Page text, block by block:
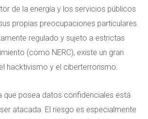
de la energía y los servicios públicos
propias preocupaciones particulares.
regulado y sujeto a estrictas
(como NERC), existe un gran
hacktivismo y el ciberterrorismo.
que posea datos confidenciales está
atacada. El riesgo es especialmente